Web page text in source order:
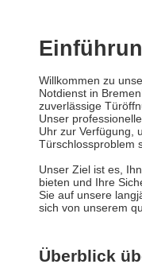
Willkommen zu
Notdienst in
zuverlässige
Unser
Uhr zur Verfügung,
Türschlossproblem
Unser Ziel ist es,
bieten und Ihre
Sie auf unsere
sich von unserem
Überblick